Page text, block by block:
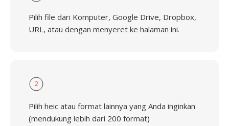
Pilih file dari Komputer, Google Drive, Dropbox,
URL, atau dengan menyeret ke halaman ini.
2
Pilih heic atau format lainnya yang Anda inginkan
(mendukung lebih dari 200 format)